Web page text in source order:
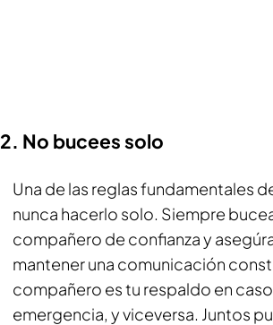
2. No bucees solo
Una de las reglas fundamentales
nunca hacerlo solo. Siempre
compañero de confianza y
mantener una comunicación
compañero es tu respaldo en
emergencia, y viceversa. Juntos